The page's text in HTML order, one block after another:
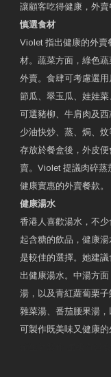
讓顧客吃得健康，外賣
慎選食材
Violet 指出健康的外賣
材。蔬菜方面，綠色
外賣。食肆可考慮選用
節瓜、翠玉瓜、娃娃
可選豬柳、牛肩肉及
少油快炒、蒸、焗、
存放於餐盒後，外皮
賣。Violet 提議肉碎蒸
健康實惠的外賣餐款。
健康湯水
香港人喜歡湯水，不
起含糖的飲品，健康
是較佳的選擇。她建
出健康湯水。中湯方
湯，以及青紅蘿蔔栗
雜菜湯、番茄腰果湯
可製作既美味又健康的